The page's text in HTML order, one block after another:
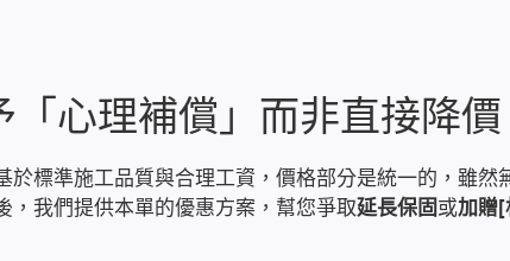
「心理補償」而非直接降價
於標準施工品質與合理工資，價格部分是統一的，雖
，我們提供本單的優惠方案，幫您爭取延長保固或加贈[